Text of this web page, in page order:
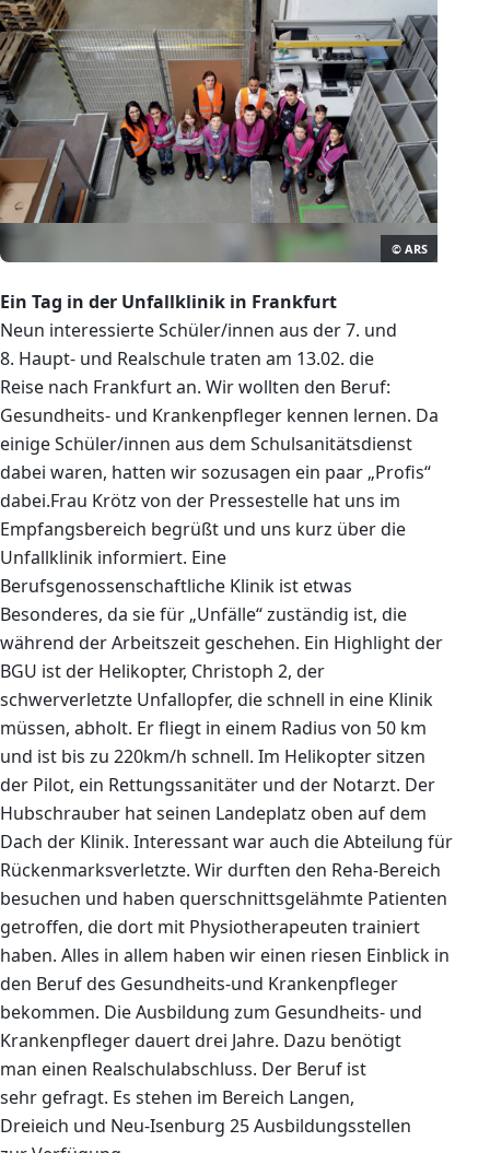
© ARS
Ein Tag in der Unfallklinik in Frankfurt
Neun interessierte Schüler/innen aus der 7. und
8. Haupt- und Realschule traten am 13.02. die
Reise nach Frankfurt an. Wir wollten den Beruf:
Gesundheits- und Krankenpfleger kennen lernen. Da
einige Schüler/innen aus dem Schulsanitätsdienst
dabei waren, hatten wir sozusagen ein paar „Profis“
dabei.Frau Krötz von der Pressestelle hat uns im
Empfangsbereich begrüßt und uns kurz über die
Unfallklinik informiert. Eine
Berufsgenossenschaftliche Klinik ist etwas
Besonderes, da sie für „Unfälle“ zuständig ist, die
während der Arbeitszeit geschehen. Ein Highlight der
BGU ist der Helikopter, Christoph 2, der
schwerverletzte Unfallopfer, die schnell in eine Klinik
müssen, abholt. Er fliegt in einem Radius von 50 km
und ist bis zu 220km/h schnell. Im Helikopter sitzen
der Pilot, ein Rettungssanitäter und der Notarzt. Der
Hubschrauber hat seinen Landeplatz oben auf dem
Dach der Klinik. Interessant war auch die Abteilung für
Rückenmarksverletzte. Wir durften den Reha-Bereich
besuchen und haben querschnittsgelähmte Patienten
getroffen, die dort mit Physiotherapeuten trainiert
haben. Alles in allem haben wir einen riesen Einblick in
den Beruf des Gesundheits-und Krankenpfleger
bekommen. Die Ausbildung zum Gesundheits- und
Krankenpfleger dauert drei Jahre. Dazu benötigt
man einen Realschulabschluss. Der Beruf ist
sehr gefragt. Es stehen im Bereich Langen,
Dreieich und Neu-Isenburg 25 Ausbildungsstellen